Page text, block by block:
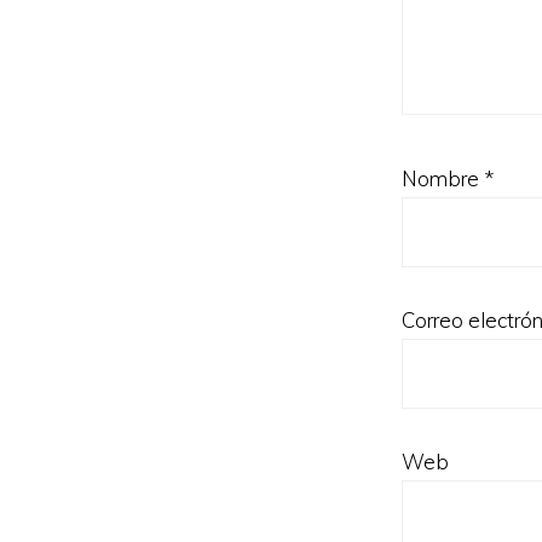
Nombre *
Correo
Web